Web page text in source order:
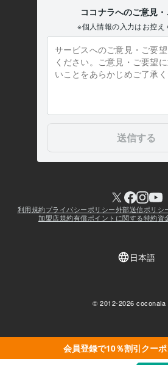
会員登録で10％割引クーポ